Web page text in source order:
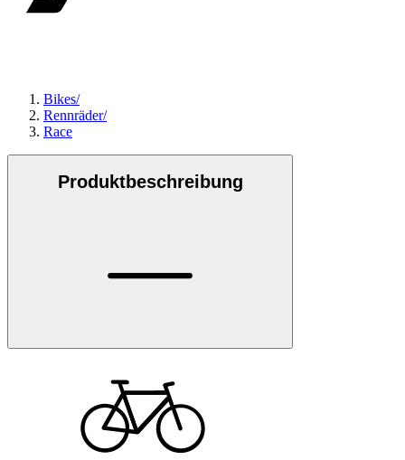
Bikes/
Rennräder/
Race
Produktbeschreibung